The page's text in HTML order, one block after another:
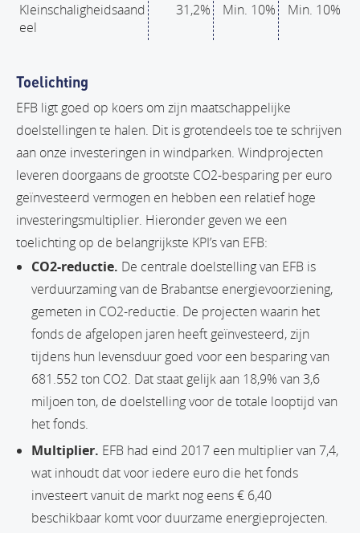
Kleinschaligheidsaand
eel
31,2% Min. 10% Min. 10%
Toelichting
EFB ligt goed op koers om zijn maatschappelijke
doelstellingen te halen. Dit is grotendeels toe te schrijven
aan onze investeringen in windparken. Windprojecten
leveren doorgaans de grootste CO2-besparing per euro
geïnvesteerd vermogen en hebben een relatief hoge
investeringsmultiplier. Hieronder geven we een
toelichting op de belangrijkste KPI’s van EFB:
CO2-reductie. De centrale doelstelling van EFB is
verduurzaming van de Brabantse energievoorziening,
gemeten in CO2-reductie. De projecten waarin het
fonds de afgelopen jaren heeft geïnvesteerd, zijn
tijdens hun levensduur goed voor een besparing van
681.552 ton CO2. Dat staat gelijk aan 18,9% van 3,6
miljoen ton, de doelstelling voor de totale looptijd van
het fonds.
Multiplier. EFB had eind 2017 een multiplier van 7,4,
wat inhoudt dat voor iedere euro die het fonds
investeert vanuit de markt nog eens € 6,40
beschikbaar komt voor duurzame energieprojecten.